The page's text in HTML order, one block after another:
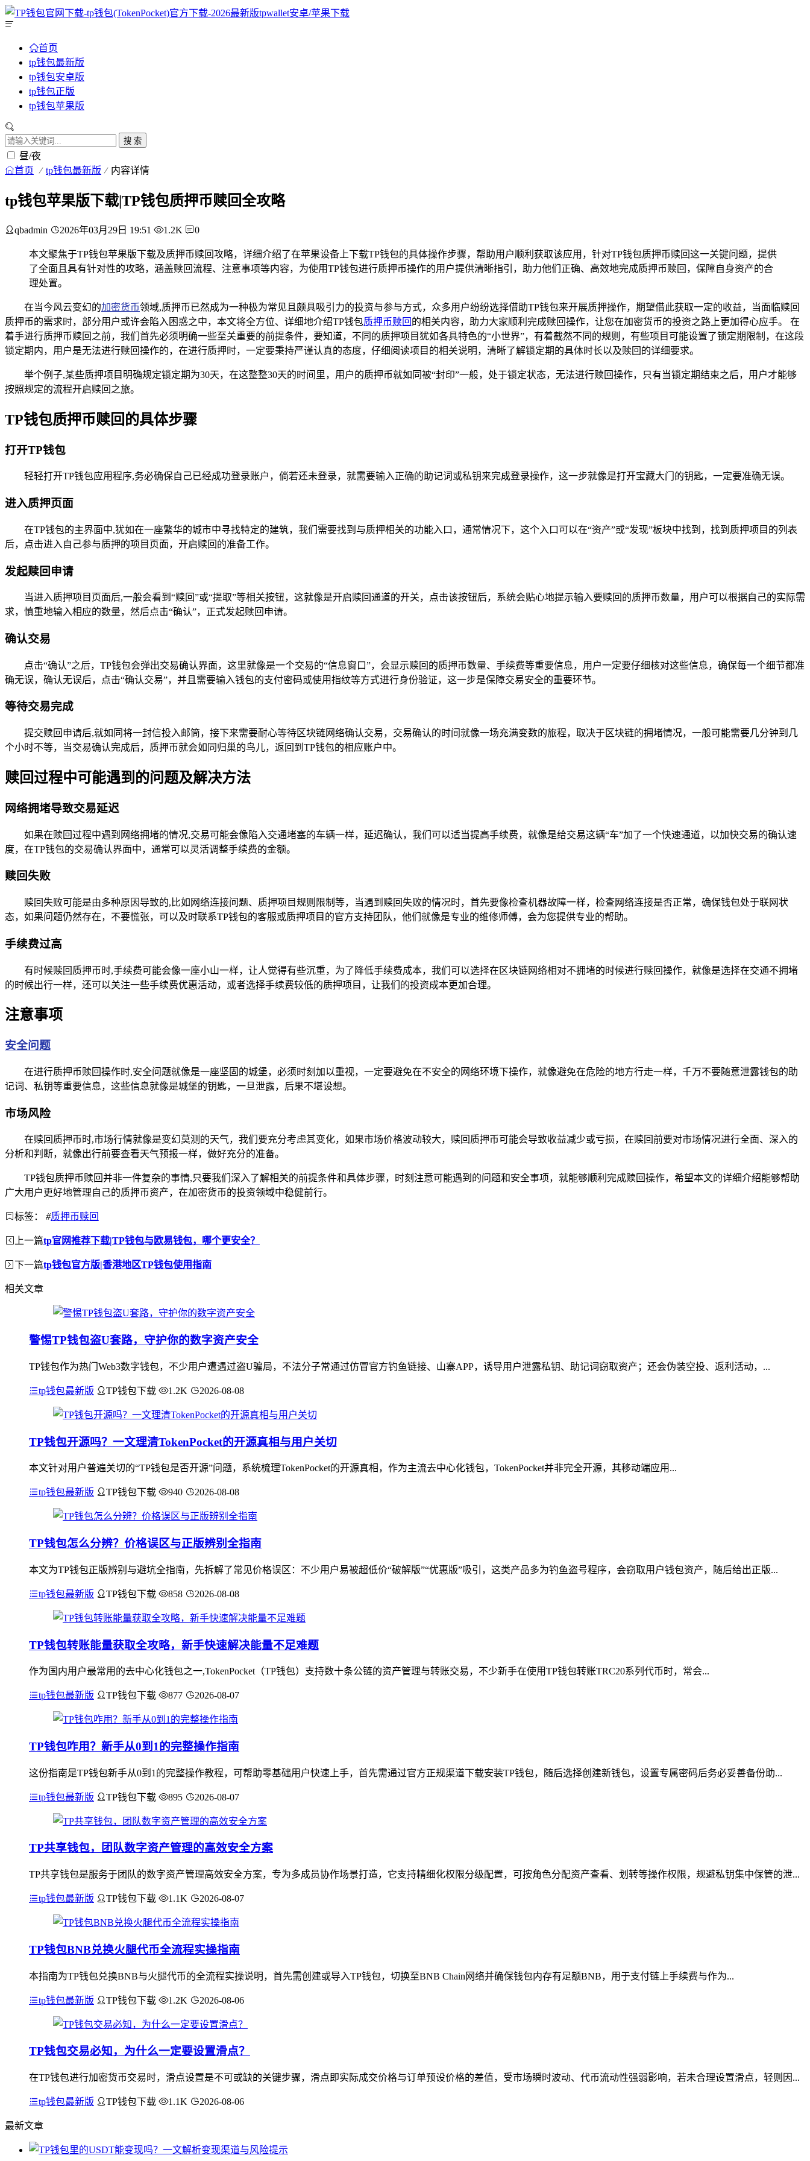
首页
tp钱包最新版
tp钱包安卓版
tp钱包正版
tp钱包苹果版
搜 索
昼/夜
首页 tp钱包最新版 内容详情
tp钱包苹果版下载|TP钱包质押币赎回全攻略
qbadmin 2026年03月29日 19:51 1.2K 0
本文聚焦于TP钱包苹果版下载及质押币赎回攻略，详细介绍了在苹果设备上下载TP钱包的具体操作步骤，帮助用户顺利获取该应用，针对TP钱包质押币赎回这一关键问题，提供
了全面且具有针对性的攻略，涵盖赎回流程、注意事项等内容，为使用TP钱包进行质押币操作的用户提供清晰指引，助力他们正确、高效地完成质押币赎回，保障自身资产的合
理处置。
在当今风云变幻的加密货币领域,质押币已然成为一种极为常见且颇具吸引力的投资与参与方式，众多用户纷纷选择借助TP钱包来开展质押操作，期望借此获取一定的收益，当面临赎回
质押币的需求时，部分用户或许会陷入困惑之中，本文将全方位、详细地介绍TP钱包质押币赎回 的相关内容，助力大家顺利完成赎回操作，让您在加密货币的投资之路上更加得心应手。 在
着手进行质押币赎回之前，我们首先必须明确一些至关重要的前提条件，要知道，不同的质押项目犹如各具特色的“小世界”，有着截然不同的规则，有些项目可能设置了锁定期限制，在这段
锁定期内，用户是无法进行赎回操作的，在进行质押时，一定要秉持严谨认真的态度，仔细阅读项目的相关说明，清晰了解锁定期的具体时长以及赎回的详细要求。
举个例子,某些质押项目明确规定锁定期为30天，在这整整30天的时间里，用户的质押币就如同被“封印”一般，处于锁定状态，无法进行赎回操作，只有当锁定期结束之后，用户才能够
按照规定的流程开启赎回之旅。
TP钱包质押币赎回的具体步骤
打开TP钱包
轻轻打开TP钱包应用程序,务必确保自己已经成功登录账户，倘若还未登录，就需要输入正确的助记词或私钥来完成登录操作，这一步就像是打开宝藏大门的钥匙，一定要准确无误。
进入质押页面
在TP钱包的主界面中,犹如在一座繁华的城市中寻找特定的建筑，我们需要找到与质押相关的功能入口，通常情况下，这个入口可以在“资产”或“发现”板块中找到，找到质押项目的列表
后，点击进入自己参与质押的项目页面，开启赎回的准备工作。
发起赎回申请
当进入质押项目页面后,一般会看到“赎回”或“提取”等相关按钮，这就像是开启赎回通道的开关，点击该按钮后，系统会贴心地提示输入要赎回的质押币数量，用户可以根据自己的实际需
求，慎重地输入相应的数量，然后点击“确认”，正式发起赎回申请。
确认交易
点击“确认”之后，TP钱包会弹出交易确认界面，这里就像是一个交易的“信息窗口”，会显示赎回的质押币数量、手续费等重要信息，用户一定要仔细核对这些信息，确保每一个细节都准
确无误，确认无误后，点击“确认交易”，并且需要输入钱包的支付密码或使用指纹等方式进行身份验证，这一步是保障交易安全的重要环节。
等待交易完成
提交赎回申请后,就如同将一封信投入邮筒，接下来需要耐心等待区块链网络确认交易，交易确认的时间就像一场充满变数的旅程，取决于区块链的拥堵情况，一般可能需要几分钟到几
个小时不等，当交易确认完成后，质押币就会如同归巢的鸟儿，返回到TP钱包的相应账户中。
赎回过程中可能遇到的问题及解决方法
网络拥堵导致交易延迟
如果在赎回过程中遇到网络拥堵的情况,交易可能会像陷入交通堵塞的车辆一样，延迟确认，我们可以适当提高手续费，就像是给交易这辆“车”加了一个快速通道，以加快交易的确认速
度，在TP钱包的交易确认界面中，通常可以灵活调整手续费的金额。
赎回失败
赎回失败可能是由多种原因导致的,比如网络连接问题、质押项目规则限制等，当遇到赎回失败的情况时，首先要像检查机器故障一样，检查网络连接是否正常，确保钱包处于联网状
态，如果问题仍然存在，不要慌张，可以及时联系TP钱包的客服或质押项目的官方支持团队，他们就像是专业的维修师傅，会为您提供专业的帮助。
手续费过高
有时候赎回质押币时,手续费可能会像一座小山一样，让人觉得有些沉重，为了降低手续费成本，我们可以选择在区块链网络相对不拥堵的时候进行赎回操作，就像是选择在交通不拥堵
的时候出行一样，还可以关注一些手续费优惠活动，或者选择手续费较低的质押项目，让我们的投资成本更加合理。
注意事项
安全问题
在进行质押币赎回操作时,安全问题就像是一座坚固的城堡，必须时刻加以重视，一定要避免在不安全的网络环境下操作，就像避免在危险的地方行走一样，千万不要随意泄露钱包的助
记词、私钥等重要信息，这些信息就像是城堡的钥匙，一旦泄露，后果不堪设想。
市场风险
在赎回质押币时,市场行情就像是变幻莫测的天气，我们要充分考虑其变化，如果市场价格波动较大，赎回质押币可能会导致收益减少或亏损，在赎回前要对市场情况进行全面、深入的
分析和判断，就像出行前要查看天气预报一样，做好充分的准备。
TP钱包质押币赎回并非一件复杂的事情,只要我们深入了解相关的前提条件和具体步骤，时刻注意可能遇到的问题和安全事项，就能够顺利完成赎回操作，希望本文的详细介绍能够帮助
广大用户更好地管理自己的质押币资产，在加密货币的投资领域中稳健前行。
标签： #质押币赎回
上一篇tp官网推荐下载|TP钱包与欧易钱包，哪个更安全？
下一篇tp钱包官方版|香港地区TP钱包使用指南
相关文章
警惕TP钱包盗U套路，守护你的数字资产安全
TP钱包作为热门Web3数字钱包，不少用户遭遇过盗U骗局，不法分子常通过仿冒官方钓鱼链接、山寨APP，诱导用户泄露私钥、助记词窃取资产；还会伪装空投、返利活动，...
tp钱包最新版 TP钱包下载 1.2K 2026-08-08
TP钱包开源吗？一文理清TokenPocket的开源真相与用户关切
本文针对用户普遍关切的“TP钱包是否开源”问题，系统梳理TokenPocket的开源真相，作为主流去中心化钱包，TokenPocket并非完全开源，其移动端应用...
tp钱包最新版 TP钱包下载 940 2026-08-08
TP钱包怎么分辨？价格误区与正版辨别全指南
本文为TP钱包正版辨别与避坑全指南，先拆解了常见价格误区：不少用户易被超低价“破解版”“优惠版”吸引，这类产品多为钓鱼盗号程序，会窃取用户钱包资产，随后给出正版...
tp钱包最新版 TP钱包下载 858 2026-08-08
TP钱包转账能量获取全攻略，新手快速解决能量不足难题
作为国内用户最常用的去中心化钱包之一,TokenPocket（TP钱包）支持数十条公链的资产管理与转账交易，不少新手在使用TP钱包转账TRC20系列代币时，常会...
tp钱包最新版 TP钱包下载 877 2026-08-07
TP钱包咋用？新手从0到1的完整操作指南
这份指南是TP钱包新手从0到1的完整操作教程，可帮助零基础用户快速上手，首先需通过官方正规渠道下载安装TP钱包，随后选择创建新钱包，设置专属密码后务必妥善备份助...
tp钱包最新版 TP钱包下载 895 2026-08-07
TP共享钱包，团队数字资产管理的高效安全方案
TP共享钱包是服务于团队的数字资产管理高效安全方案，专为多成员协作场景打造，它支持精细化权限分级配置，可按角色分配资产查看、划转等操作权限，规避私钥集中保管的泄...
tp钱包最新版 TP钱包下载 1.1K 2026-08-07
TP钱包BNB兑换火腿代币全流程实操指南
本指南为TP钱包兑换BNB与火腿代币的全流程实操说明，首先需创建或导入TP钱包，切换至BNB Chain网络并确保钱包内存有足额BNB，用于支付链上手续费与作为...
tp钱包最新版 TP钱包下载 1.2K 2026-08-06
TP钱包交易必知，为什么一定要设置滑点？
在TP钱包进行加密货币交易时，滑点设置是不可或缺的关键步骤，滑点即实际成交价格与订单预设价格的差值，受市场瞬时波动、代币流动性强弱影响，若未合理设置滑点，轻则因...
tp钱包最新版 TP钱包下载 1.1K 2026-08-06
最新文章